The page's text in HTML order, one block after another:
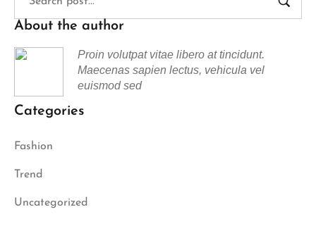
About the author
Proin volutpat vitae libero at tincidunt.
Maecenas sapien lectus, vehicula vel
euismod sed
Categories
Fashion
Trend
Uncategorized